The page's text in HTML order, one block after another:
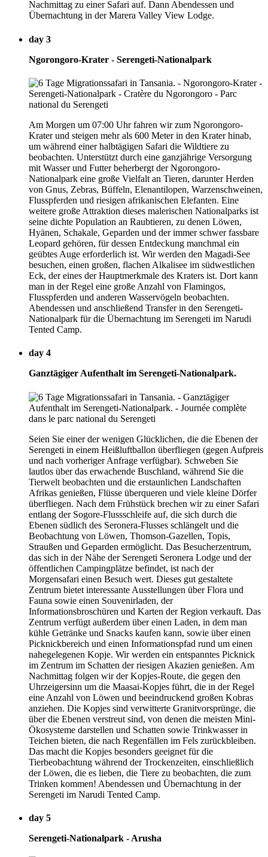
Nachmittag zu einer Safari auf. Dann Abendessen und
Übernachtung in der Marera Valley View Lodge.
day 3
Ngorongoro-Krater - Serengeti-Nationalpark
Am Morgen um 07:00 Uhr fahren wir zum Ngorongoro-
Krater und steigen mehr als 600 Meter in den Krater hinab,
um während einer halbtägigen Safari die Wildtiere zu
beobachten. Unterstützt durch eine ganzjährige Versorgung
mit Wasser und Futter beherbergt der Ngorongoro-
Nationalpark eine große Vielfalt an Tieren, darunter Herden
von Gnus, Zebras, Büffeln, Elenantilopen, Warzenschweinen,
Flusspferden und riesigen afrikanischen Elefanten. Eine
weitere große Attraktion dieses malerischen Nationalparks ist
seine dichte Population an Raubtieren, zu denen Löwen,
Hyänen, Schakale, Geparden und der immer schwer fassbare
Leopard gehören, für dessen Entdeckung manchmal ein
geübtes Auge erforderlich ist. Wir werden den Magadi-See
besuchen, einen großen, flachen Alkalisee im südwestlichen
Eck, der eines der Hauptmerkmale des Kraters ist. Dort kann
man in der Regel eine große Anzahl von Flamingos,
Flusspferden und anderen Wasservögeln beobachten.
Abendessen und anschließend Transfer in den Serengeti-
Nationalpark für die Übernachtung im Serengeti im Narudi
Tented Camp.
day 4
Ganztägiger Aufenthalt im Serengeti-Nationalpark.
Seien Sie einer der wenigen Glücklichen, die die Ebenen der
Serengeti in einem Heißluftballon überfliegen (gegen Aufpreis
und nach vorheriger Anfrage verfügbar). Schweben Sie
lautlos über das erwachende Buschland, während Sie die
Tierwelt beobachten und die erstaunlichen Landschaften
Afrikas genießen, Flüsse überqueren und viele kleine Dörfer
überfliegen. Nach dem Frühstück brechen wir zu einer Safari
entlang der Sogore-Flussschleife auf, die sich durch die
Ebenen südlich des Seronera-Flusses schlängelt und die
Beobachtung von Löwen, Thomson-Gazellen, Topis,
Straußen und Geparden ermöglicht. Das Besucherzentrum,
das sich in der Nähe der Serengeti Seronera Lodge und der
öffentlichen Campingplätze befindet, ist nach der
Morgensafari einen Besuch wert. Dieses gut gestaltete
Zentrum bietet interessante Ausstellungen über Flora und
Fauna sowie einen Souvenirladen, der
Informationsbroschüren und Karten der Region verkauft. Das
Zentrum verfügt außerdem über einen Laden, in dem man
kühle Getränke und Snacks kaufen kann, sowie über einen
Picknickbereich und einen Informationspfad rund um einen
nahegelegenen Kopje. Wir werden ein entspanntes Picknick
im Zentrum im Schatten der riesigen Akazien genießen. Am
Nachmittag folgen wir der Kopjes-Route, die gegen den
Uhrzeigersinn um die Maasai-Kopjes führt, die in der Regel
eine Anzahl von Löwen und beeindruckend großen Kobras
anziehen. Die Kopjes sind verwitterte Granitvorsprünge, die
über die Ebenen verstreut sind, von denen die meisten Mini-
Ökosysteme darstellen und Schatten sowie Trinkwasser in
Teichen bieten, die nach Regenfällen im Fels zurückbleiben.
Das macht die Kopjes besonders geeignet für die
Tierbeobachtung während der Trockenzeiten, einschließlich
der Löwen, die es lieben, die Tiere zu beobachten, die zum
Trinken kommen! Abendessen und Übernachtung in der
Serengeti im Narudi Tented Camp.
day 5
Serengeti-Nationalpark - Arusha